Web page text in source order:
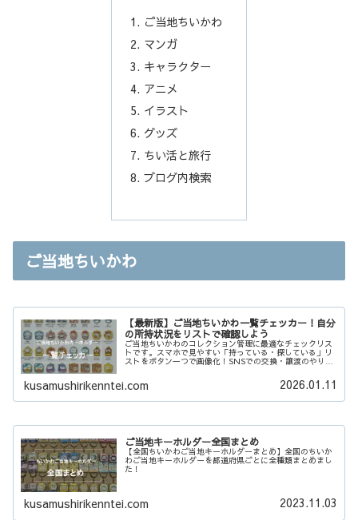
ご当地ちいかわ
マンガ
キャラクター
アニメ
イラスト
グッズ
ちい活と旅行
ブログ内検索
ご当地ちいかわ
【最新版】ご当地ちいかわ一覧チェッカー！自分
の所持状況をリストで確認しよう
ご当地ちいかわのコレクション管理に最適なチェックリス
トです。スマホで見やすい「持っている・探している」リ
ストをボタン一つで画像化！SNSでの交換・譲渡のやり取
す。あなたのちいかわ集めを強力にサポート！
kusamushirikenntei.com 2026.01.11
ご当地キーホルダー全国まとめ
【全国ちいかわご当地キーホルダーまとめ】全国のちいか
わご当地キーホルダーを都道府県ごとに全種類まとめまし
た！
kusamushirikenntei.com 2023.11.03